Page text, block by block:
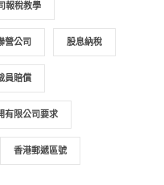
報稅教學
營公司 股息納稅
員賠償
有限公司要求
香港郵遞區號